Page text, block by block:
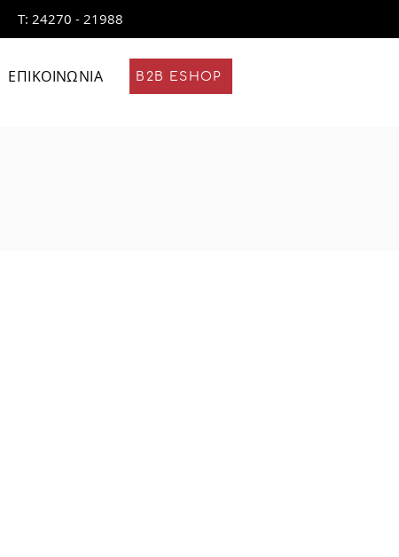
Τ: 24270 - 21988
ΕΠΙΚΟΙΝΩΝΙΑ B2B ESHOP